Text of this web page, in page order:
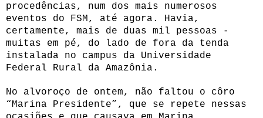
procedências, num dos mais numerosos
eventos do FSM, até agora. Havia,
certamente, mais de duas mil pessoas -
muitas em pé, do lado de fora da tenda
instalada no campus da Universidade
Federal Rural da Amazônia.
No alvoroço de ontem, não faltou o côro
“Marina Presidente”, que se repete nessas